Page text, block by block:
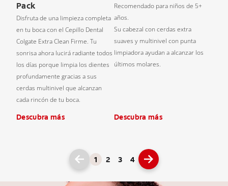
Pack
Disfruta de una limpieza completa
en tu boca con el Cepillo Dental
Colgate Extra Clean Firme. Tu
sonrisa ahora lucirá radiante todos
los días porque limpia los dientes
profundamente gracias a sus
cerdas multinivel que alcanzan
cada rincón de tu boca.
Descubra más
Recomendado para niños de 5+
años.
Su cabezal con cerdas extra
suaves y multinivel con punta
limpiadora ayudan a alcanzar los
últimos molares.
Descubra más
1 2 3 4